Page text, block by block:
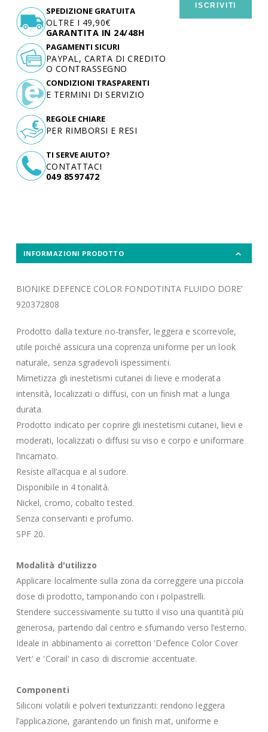
ISCRIVITI
SPEDIZIONE GRATUITA
OLTRE I 49,90€
GARANTITA IN 24/48H
TI SERVE AIUTO?
CONTATTACI
049 8597472
PAGAMENTI SICURI
PAYPAL, CARTA DI CREDITO
O CONTRASSEGNO
CONDIZIONI TRASPARENTI
E TERMINI DI SERVIZIO
REGOLE CHIARE
PER RIMBORSI E RESI
INFORMAZIONI PRODOTTO
BIONIKE DEFENCE COLOR FONDOTINTA FLUIDO DORE’
920372808
Prodotto dalla texture no-transfer, leggera e scorrevole,
utile poiché assicura una coprenza uniforme per un look
naturale, senza sgradevoli ispessimenti.
Mimetizza gli inestetismi cutanei di lieve e moderata
intensità, localizzati o diffusi, con un finish mat a lunga
durata.
Prodotto indicato per coprire gli inestetismi cutanei, lievi e
moderati, localizzati o diffusi su viso e corpo e uniformare
l’incarnato.
Resiste all’acqua e al sudore.
Disponibile in 4 tonalità.
Nickel, cromo, cobalto tested.
Senza conservanti e profumo.
SPF 20.
Modalità d'utilizzo
Applicare localmente sulla zona da correggere una piccola
dose di prodotto, tamponando con i polpastrelli.
Stendere successivamente su tutto il viso una quantità più
generosa, partendo dal centro e sfumando verso l’esterno.
Ideale in abbinamento ai correttori 'Defence Color Cover
Vert' e 'Corail' in caso di discromie accentuate.
Componenti
Siliconi volatili e polveri texturizzanti: rendono leggera
l’applicazione, garantendo un finish mat, uniforme e